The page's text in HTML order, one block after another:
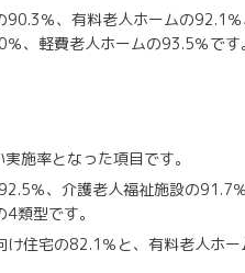
％、有料老人ホームの92.1
、軽費老人ホームの93.5％です。
施率となった項目です。
％、介護老人福祉施設の91.7
類型です。
住宅の82.1％と、有料老人ホ